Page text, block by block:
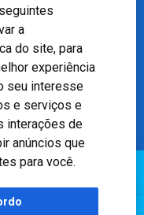
a
do site, para
experiência
seu interesse
e serviços e
interações de
anúncios que
para você.
Teresópolis, Porto Alegre -
Porto Alegre – RS,